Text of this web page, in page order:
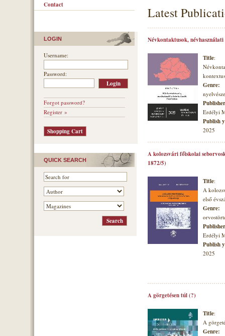
Contact
LOGIN
Username:
Password:
Forgot password?
Register »
QUICK SEARCH
Latest
Névkontaktusok,
Title:
Genre:
Erdélyi
Publish
2025
A kolozsvári főiskolai
1872/5)
Title:
A
első
Genre:
Erdélyi
Publish
2025
A görgetésen túl (?)
Title:
A
Genre: